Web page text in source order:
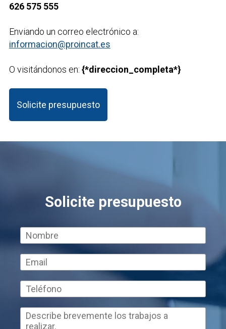
626 575 555
Enviando un correo electrónico a:
informacion@proincat.es
O visitándonos en: {*direccion_completa*}
Solicite presupuesto
Solicite presupuesto